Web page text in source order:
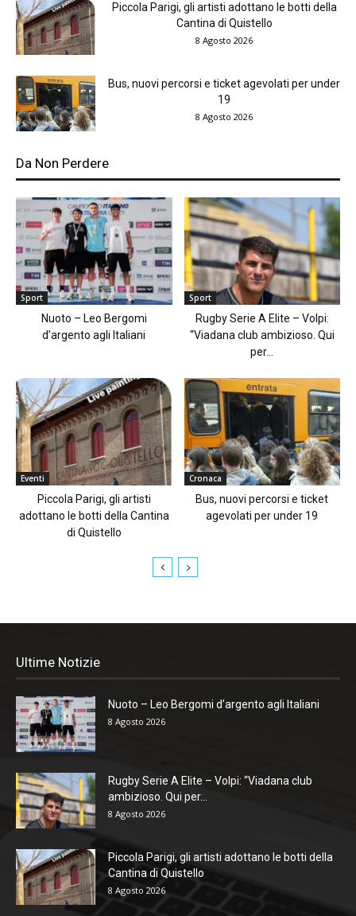
Piccola Parigi, gli artisti adottano le botti della
Cantina di Quistello
8 Agosto 2026
Bus, nuovi percorsi e ticket agevolati per under
19
8 Agosto 2026
Da Non Perdere
Sport
Nuoto – Leo Bergomi
d’argento agli Italiani
Sport
Rugby Serie A Elite – Volpi:
“Viadana club ambizioso. Qui
per...
Eventi
Piccola Parigi, gli artisti
adottano le botti della Cantina
di Quistello
Cronaca
Bus, nuovi percorsi e ticket
agevolati per under 19
Ultime Notizie
Nuoto – Leo Bergomi d’argento agli Italiani
8 Agosto 2026
Rugby Serie A Elite – Volpi: “Viadana club
ambizioso. Qui per...
8 Agosto 2026
Piccola Parigi, gli artisti adottano le botti della
Cantina di Quistello
8 Agosto 2026